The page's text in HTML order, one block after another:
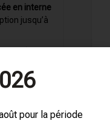
en interne
jusqu’à
pour la période